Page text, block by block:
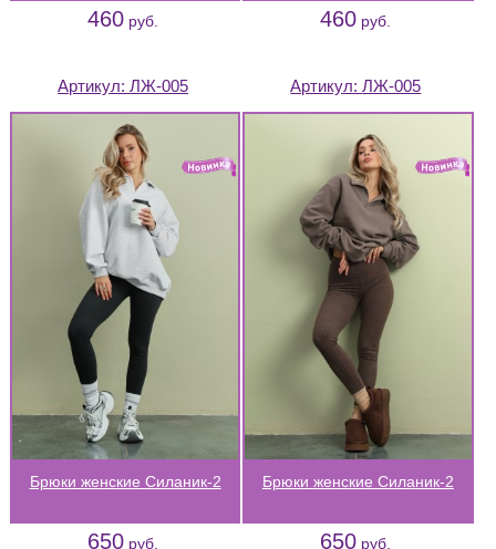
460 руб. 460 руб.
Артикул:ЛЖ-005
Брюки женские Силаник-2
650 руб.
Артикул:ЛЖ-005
Брюки женские Силаник-2
650 руб.